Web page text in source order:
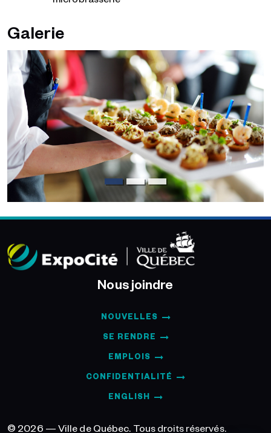
Galerie
Nous joindre
NOUVELLES
SE RENDRE
EMPLOIS
CONFIDENTIALITÉ
ENGLISH
© 2026 — Ville de Québec. Tous droits réservés.